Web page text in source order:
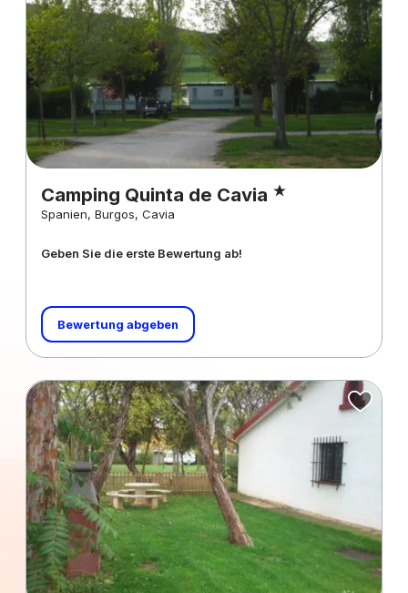
Camping Quinta de Cavia
Spanien, Burgos, Cavia
Geben Sie die erste Bewertung ab!
Bewertung abgeben